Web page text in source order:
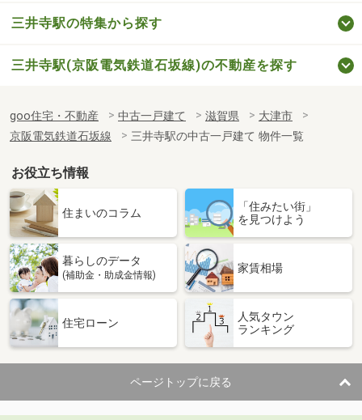
三井寺駅の特集から探す
三井寺駅(京阪電気鉄道石坂線)の不動産を探す
goo住宅・不動産 中古一戸建て 滋賀県
大津市
京阪電気鉄道石坂線
三井寺駅の中古一戸建て 物件一覧
お役立ち情報
住まいのコラム
「住みたい街」
を見つけよう
暮らしのデータ
(補助金・助成金情報)
家賃相場
住宅ローン
人気タウン
ランキング
ページトップに戻る